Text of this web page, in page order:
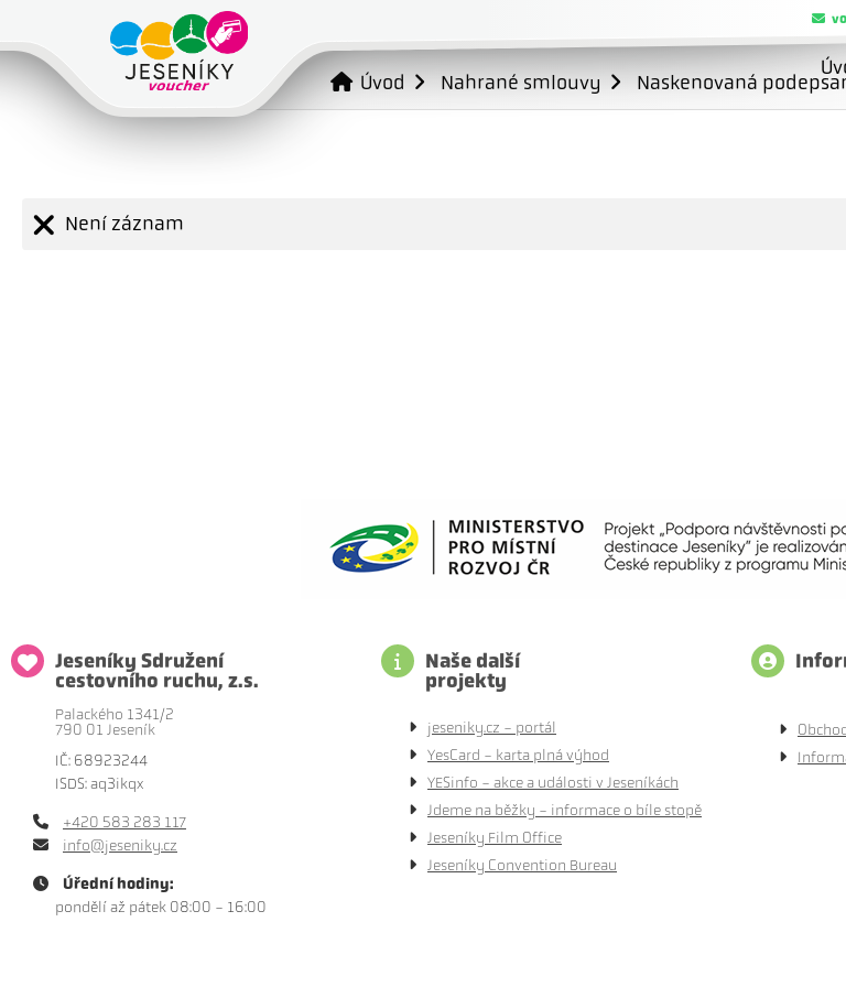
Úvod Nahrané smlouvy Naskenovaná
Není záznam
Jeseníky Sdružení
cestovního ruchu, z.s.
Palackého 1341/2
790 01 Jeseník
IČ: 68923244
ISDS: aq3ikqx
+420 583 283 117
info@jeseniky.cz
Úřední hodiny:
pondělí až pátek 08:00 - 16:00
Naše další
projekty
jeseniky.cz - portál
YesCard - karta plná výhod
YESinfo - akce a události v Jeseníkách
Jdeme na běžky - informace o bíle stopě
Jeseníky Film Office
Jeseníky Convention Bureau